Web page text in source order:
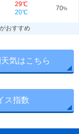
29℃
20℃
70%
おすすめ
気はこちら
ス指数